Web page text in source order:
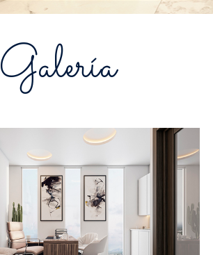
Galería